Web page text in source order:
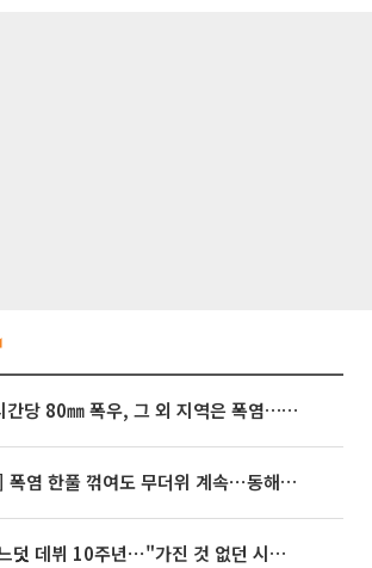
동해안은 시간당 80㎜ 폭우, 그 외 지역은 폭염…‘극과 극 날씨’
[내일 날씨] 폭염 한풀 꺾여도 무더위 계속⋯동해안 이틀 연속 비
임영웅, 어느덧 데뷔 10주년⋯"가진 것 없던 시절, 내 앞엔 20명의 팬뿐"